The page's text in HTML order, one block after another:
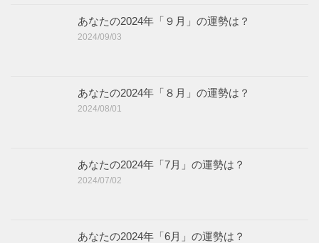
あなたの2024年「９月」の運勢は？
2024/09/03
あなたの2024年「８月」の運勢は？
2024/08/01
あなたの2024年「7月」の運勢は？
2024/07/02
あなたの2024年「6月」の運勢は？